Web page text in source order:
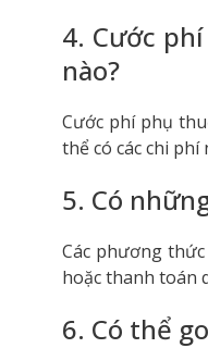
4. Cước
nào?
Cước phí phụ
thể có các chi
5. Có
Các phương
hoặc thanh toán
6. Có thể